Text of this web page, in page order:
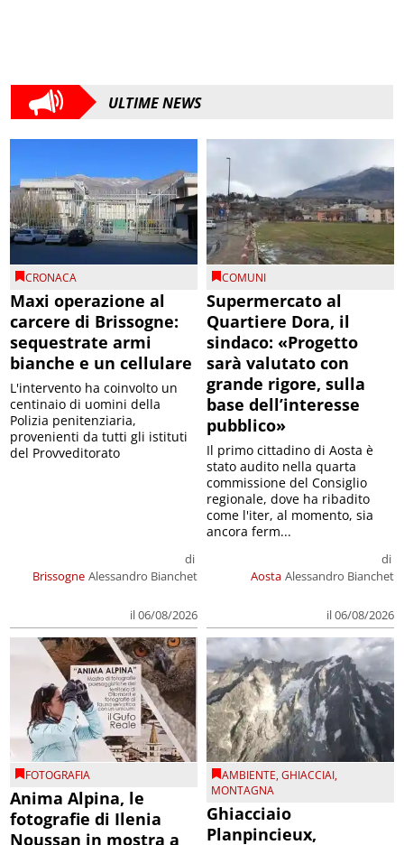
ULTIME NEWS
CRONACA
Maxi operazione al
carcere di Brissogne:
sequestrate armi
bianche e un cellulare
Brissogne
di
Alessandro Bianchet
il 06/08/2026
L'intervento ha coinvolto un
centinaio di uomini della
Polizia penitenziaria,
provenienti da tutti gli istituti
del Provveditorato
COMUNI
Supermercato al
Quartiere Dora, il
sindaco: «Progetto
sarà valutato con
grande rigore, sulla
base dell’interesse
pubblico»
Aosta
di
Alessandro Bianchet
il 06/08/2026
Il primo cittadino di Aosta è
stato audito nella quarta
commissione del Consiglio
regionale, dove ha ribadito
come l'iter, al momento, sia
ancora ferm...
FOTOGRAFIA
Anima Alpina, le
fotografie di Ilenia
Noussan in mostra a
AMBIENTE,GHIACCIAI,
MONTAGNA
Ghiacciaio
Planpincieux,